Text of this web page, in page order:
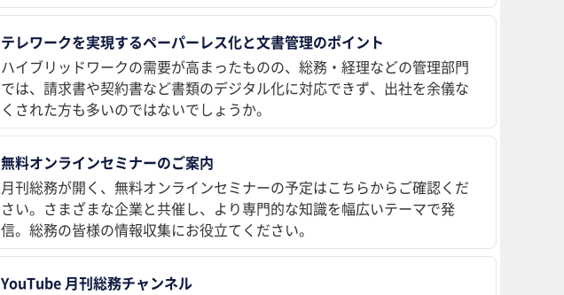
テレワークを実現するペーパーレス化と文書管理のポイント
ハイブリッドワークの需要が高まったものの、総務・経理などの管理部門
では、請求書や契約書など書類のデジタル化に対応できず、出社を余儀な
くされた方も多いのではないでしょうか。
無料オンラインセミナーのご案内
月刊総務が開く、無料オンラインセミナーの予定はこちらからご確認くだ
さい。さまざまな企業と共催し、より専門的な知識を幅広いテーマで発
信。総務の皆様の情報収集にお役立てください。
YouTube 月刊総務チャンネル